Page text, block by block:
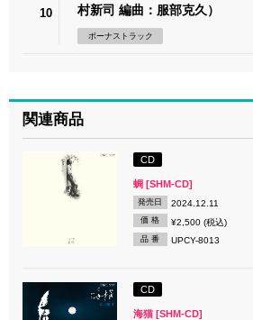
10 村新司 編曲：服部克久）
ボーナストラック
関連商品
CD
蜩 [SHM-CD]
発売日 2024.12.11
価 格 ¥2,500 (税込)
品 番 UPCY-8013
CD
海猫 [SHM-CD]